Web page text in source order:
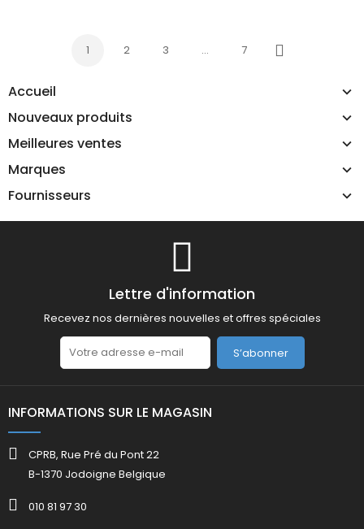
Accueil
Nouveaux produits
Meilleures ventes
Marques
Fournisseurs
1 2 3 … 7
Suivant
Lettre d'information
Recevez nos dernières nouvelles et offres spéciales
S’abonner
INFORMATIONS SUR LE MAGASIN
CPRB, Rue Pré du Pont 22
B-1370 Jodoigne Belgique
010 81 97 30